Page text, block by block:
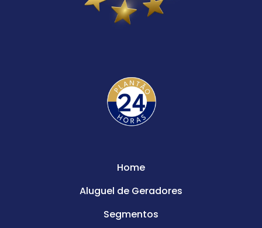
Home
Aluguel de Geradores
Segmentos